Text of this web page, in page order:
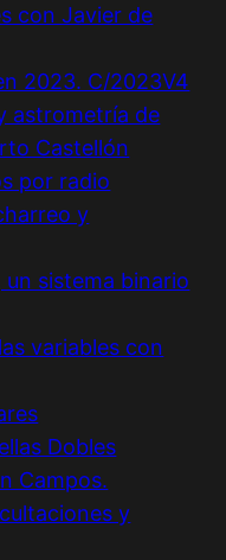
con Javier de
2023. C/2023V4
astrometría de
Castellón
por radio
y
un sistema binario
variables con
Dobles
Campos.
y